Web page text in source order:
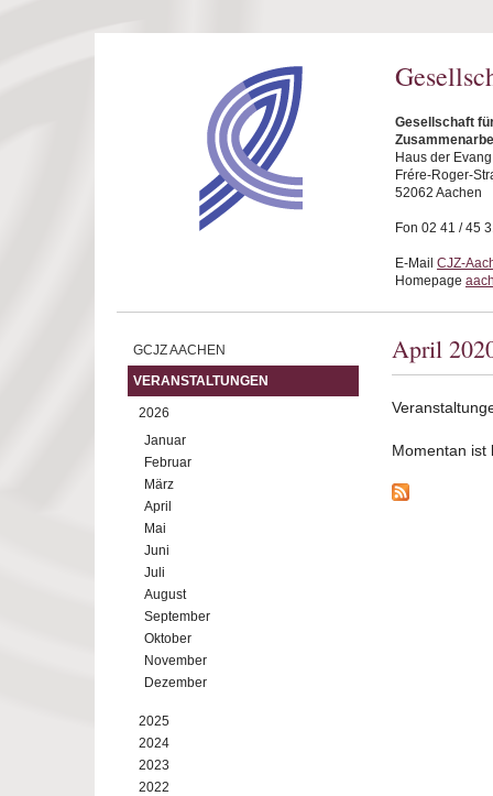
Gesellschaft
Haus der
Frére-Roger-
52062 Aachen
Fon 02 41 / 45
E-Mail CJZ-
Homepage
GCJZ AACHEN
VERANSTALTUNGEN
2026
Januar
Februar
März
April
Mai
Juni
Juli
August
September
Oktober
November
Dezember
2025
2024
2023
2022
April
Momentan ist